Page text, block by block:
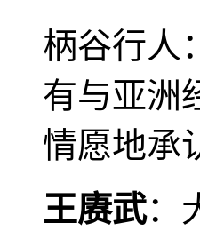
柄谷行人
有与亚洲
情愿地承
王赓武：